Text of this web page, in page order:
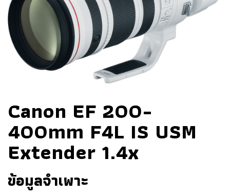
Canon EF 200-
400mm F4L IS USM
Extender 1.4x
ข้อมูลจำเพาะ